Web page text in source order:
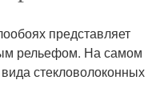
представляет
рельефом. На самом
стекловолоконных